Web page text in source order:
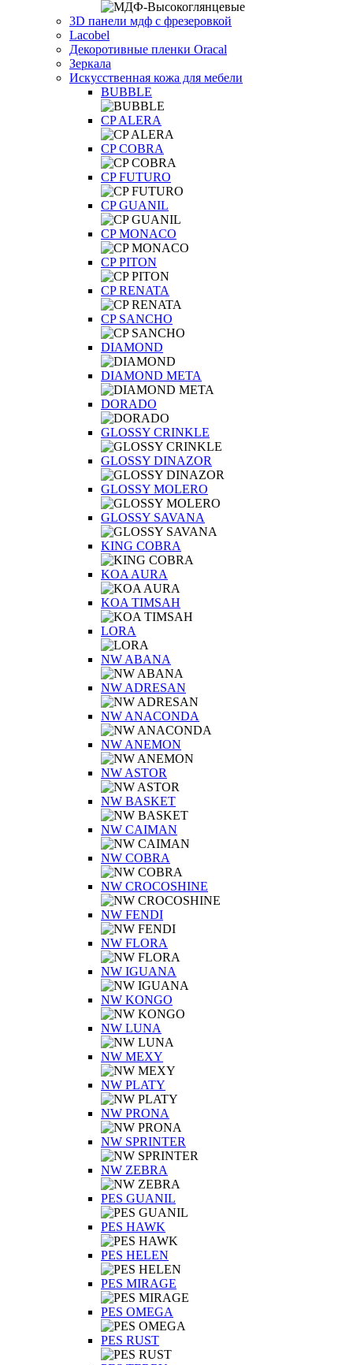
3D панели мдф с фрезеровкой
Lacobel
Декоротивные пленки Oracal
Зеркала
Искусственная кожа для мебели
BUBBLE
CP ALERA
CP COBRA
CP FUTURO
CP GUANIL
CP MONACO
CP PITON
CP RENATA
CP SANCHO
DIAMOND
DIAMOND META
DORADO
GLOSSY CRINKLE
GLOSSY DINAZOR
GLOSSY MOLERO
GLOSSY SAVANA
KING COBRA
KOA AURA
KOA TIMSAH
LORA
NW ABANA
NW ADRESAN
NW ANACONDA
NW ANEMON
NW ASTOR
NW BASKET
NW CAIMAN
NW COBRA
NW CROCOSHINE
NW FENDI
NW FLORA
NW IGUANA
NW KONGO
NW LUNA
NW MEXY
NW PLATY
NW PRONA
NW SPRINTER
NW ZEBRA
PES GUANIL
PES HAWK
PES HELEN
PES MIRAGE
PES OMEGA
PES RUST